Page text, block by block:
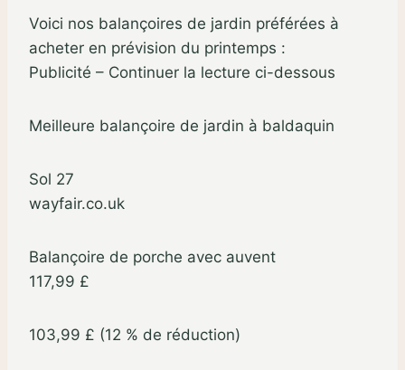
Voici nos balançoires de jardin préférées à
acheter en prévision du printemps :
Publicité – Continuer la lecture ci-dessous
Meilleure balançoire de jardin à baldaquin
Sol 27
wayfair.co.uk
Balançoire de porche avec auvent
117,99 £
103,99 £ (12 % de réduction)